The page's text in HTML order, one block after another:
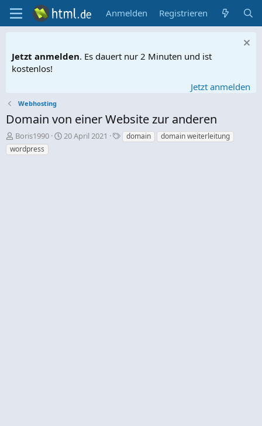
Anmelden Registrieren
Jetzt anmelden. Es dauert nur 2 Minuten und ist
kostenlos!
Jetzt anmelden
Webhosting
Domain von einer Website zur anderen
E
r
s
Boris1990
E
20 April 2021
S
c
domain
domain weiterleitung
wordpress